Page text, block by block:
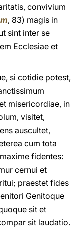
convivium
, 83) magis in
sint inter se
Ecclesiae et
si cotidie potest,
misericordiae, in
visitet,
auscultet,
cum tota
fidentes:
cernui et
praestet fides
Genitoque
sit et
sit laudatio.